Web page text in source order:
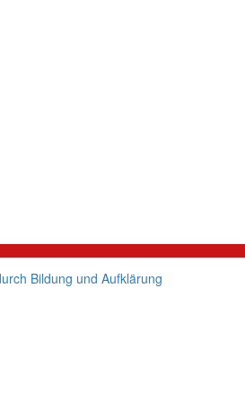
Bildung und Aufklärung